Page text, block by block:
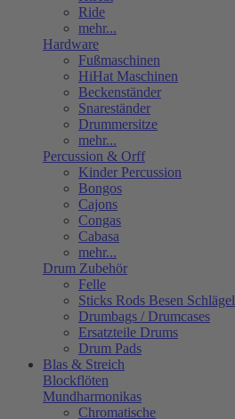
Ride
mehr...
Hardware
Fußmaschinen
HiHat Maschinen
Beckenständer
Snareständer
Drummersitze
mehr...
Percussion & Orff
Kinder Percussion
Bongos
Cajons
Congas
Cabasa
mehr...
Drum Zubehör
Felle
Sticks Rods Besen Schlägel
Drumbags / Drumcases
Ersatzteile Drums
Drum Pads
Blas & Streich
Blockflöten
Mundharmonikas
Chromatische